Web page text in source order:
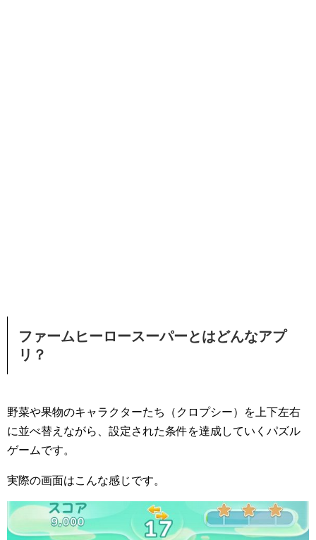
ファームヒーロースーパーとはどんなアプ
リ？
野菜や果物のキャラクターたち（クロプシー）を上下左右
に並べ替えながら、設定された条件を達成していくパズル
ゲームです。
実際の画面はこんな感じです。